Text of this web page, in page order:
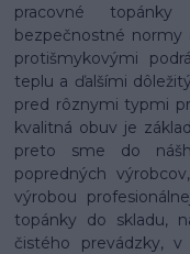
pracovné
bezpečnostné normy
protišmykovými
teplu a ďalšími
pred rôznymi typmi
kvalitná obuv je
preto sme do
popredných
výrobou
topánky do skladu,
čistého prevádzky,